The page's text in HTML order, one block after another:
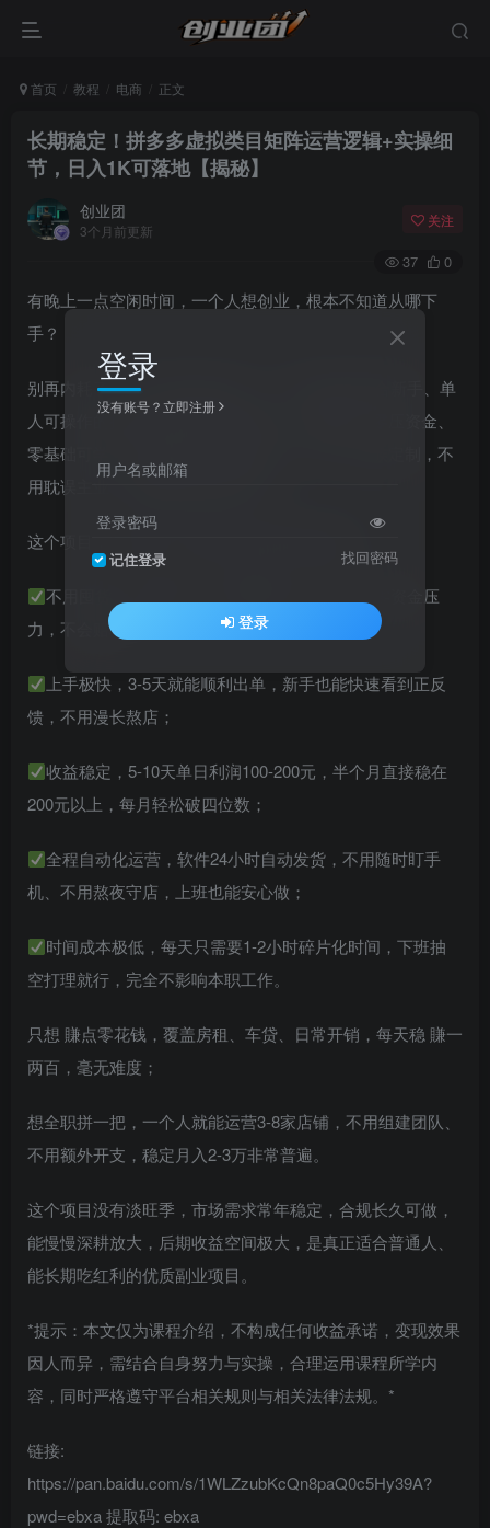
首页 教程 电商 正文
长期稳定！拼多多虚拟类目矩阵运营逻辑+实操细
节，日入1K可落地【揭秘】
创业团
3个月前更新
关注
37 0
有晚上一点空闲时间，一个人想创业，根本不知道从哪下
手？
别再内耗了，今天给大家分享一个，2026年最适合新手、单
人可操作的拼多多虚拟电商最新玩法，零囤货、零压资金、
零基础可学，单店稳定月入四位数，专门为上班族定制，不
用耽误主业，就能稳稳 賺副业收入。
这个项目，完全踩中了普通人副业的所有需求：
不用囤货、不用发货、不用碰物流，零库存、零资金压
力，不会赔本；
上手极快，3-5天就能顺利出单，新手也能快速看到正反
馈，不用漫长熬店；
收益稳定，5-10天单日利润100-200元，半个月直接稳在
200元以上，每月轻松破四位数；
全程自动化运营，软件24小时自动发货，不用随时盯手
机、不用熬夜守店，上班也能安心做；
时间成本极低，每天只需要1-2小时碎片化时间，下班抽
空打理就行，完全不影响本职工作。
只想 賺点零花钱，覆盖房租、车贷、日常开销，每天稳 賺一
两百，毫无难度；
想全职拼一把，一个人就能运营3-8家店铺，不用组建团队、
不用额外开支，稳定月入2-3万非常普遍。
这个项目没有淡旺季，市场需求常年稳定，合规长久可做，
能慢慢深耕放大，后期收益空间极大，是真正适合普通人、
能长期吃红利的优质副业项目。
*提示：本文仅为课程介绍，不构成任何收益承诺，变现效果
因人而异，需结合自身努力与实操，合理运用课程所学内
容，同时严格遵守平台相关规则与相关法律法规。*
链接:
https://pan.baidu.com/s/1WLZzubKcQn8paQ0c5Hy39A?
pwd=ebxa 提取码: ebxa
登录
没有账号？立即注册
用户名或邮箱
登录密码
记住登录 找回密码
登录